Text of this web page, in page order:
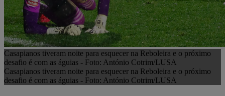
Casapianos tiveram noite para esquecer na Reboleira e o próximo
desafio é com as águias - Foto: António Cotrim/LUSA
Casapianos tiveram noite para esquecer na Reboleira e o próximo
desafio é com as águias - Foto: António Cotrim/LUSA